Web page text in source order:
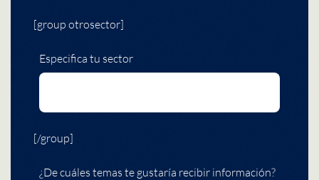
[group otrosector]
Especifica tu sector
[/group]
¿De cuáles temas te gustaría recibir información?